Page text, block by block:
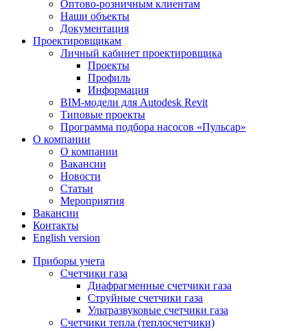
Оптово-розничным клиентам
Наши объекты
Документация
Проектировщикам
Личный кабинет проектировщика
Проекты
Профиль
Информация
BIM-модели для Autodesk Revit
Типовые проекты
Программа подбора насосов «Пульсар»
О компании
О компании
Вакансии
Новости
Статьи
Мероприятия
Вакансии
Контакты
English version
Приборы учета
Счетчики газа
Диафрагменные счетчики газа
Струйные счетчики газа
Ультразвуковые счетчики газа
Счетчики тепла (теплосчетчики)